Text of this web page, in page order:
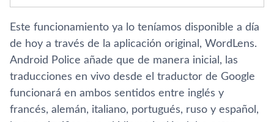
Este funcionamiento ya lo tení­amos disponible a dí­a
de hoy a través de la aplicación original, WordLens.
Android Police añade que de manera inicial, las
traducciones en vivo desde el traductor de Google
funcionará en ambos sentidos entre inglés y
francés, alemán, italiano, portugués, ruso y español,